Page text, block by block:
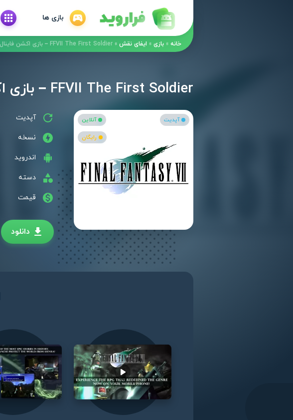
بازی ها
خانه » بازی » ایفای نقش » FFVII The First Soldier – بازی اکشن فاینال فانتزی 7 : اولین سرباز!
FFVII The First Soldier – بازی اکشن فاینال فانتزی 7 : اولین سرباز!
آپدیت آنلاین
رایگان
آپدیت
نسخه
اندروید
دسته
قیمت
دانلود
Play video